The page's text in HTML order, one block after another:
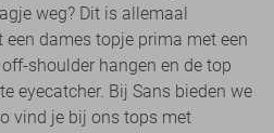
weg? Dit is allemaal
dames topje prima met een
shoulder hangen en de top
eyecatcher. Bij Sans bieden we
vind je bij ons tops met